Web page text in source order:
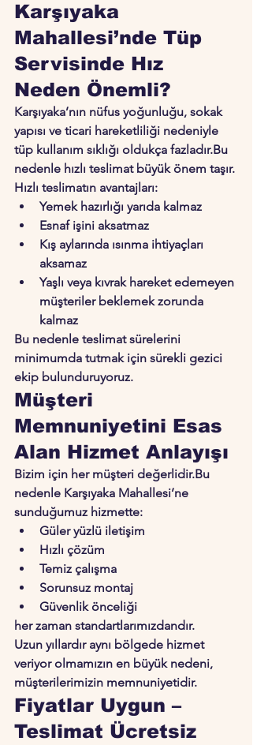
Karşıyaka
Mahallesi’nde Tüp
Servisinde Hız
Neden Önemli?
Karşıyaka’nın nüfus yoğunluğu, sokak
yapısı ve ticari hareketliliği nedeniyle
tüp kullanım sıklığı oldukça fazladır.Bu
nedenle hızlı teslimat büyük önem taşır.
Hızlı teslimatın avantajları:
Yemek hazırlığı yarıda kalmaz
Esnaf işini aksatmaz
Kış aylarında ısınma ihtiyaçları
aksamaz
Yaşlı veya kıvrak hareket edemeyen
müşteriler beklemek zorunda
kalmaz
Bu nedenle teslimat sürelerini
minimumda tutmak için sürekli gezici
ekip bulunduruyoruz.
Müşteri
Memnuniyetini Esas
Alan Hizmet Anlayışı
Bizim için her müşteri değerlidir.Bu
nedenle Karşıyaka Mahallesi’ne
sunduğumuz hizmette:
Güler yüzlü iletişim
Hızlı çözüm
Temiz çalışma
Sorunsuz montaj
Güvenlik önceliği
her zaman standartlarımızdandır.
Uzun yıllardır aynı bölgede hizmet
veriyor olmamızın en büyük nedeni,
müşterilerimizin memnuniyetidir.
Fiyatlar Uygun –
Teslimat Ücretsiz